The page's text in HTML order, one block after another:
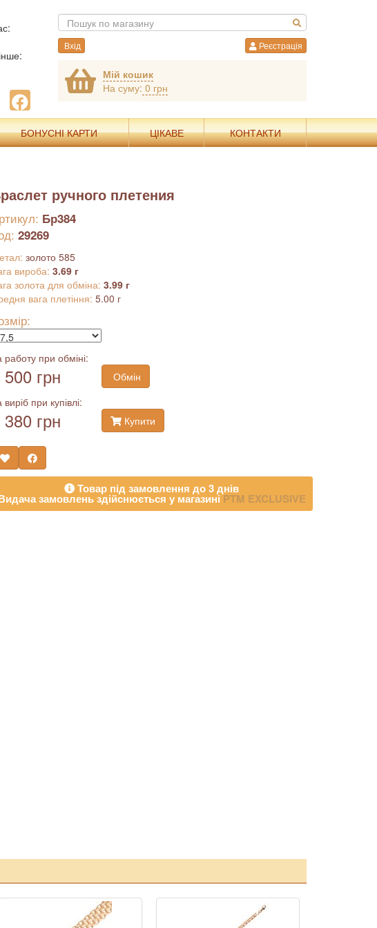
Вхід Реєстрація
Мій кошик
На суму: 0 грн
БОНУСНІ КАРТИ ЦІКАВЕ КОНТАКТИ
ручного плетения
Бр384
29269
золото 585
вироба: 3.69 г
золота для обміна: 3.99 г
вага плетіння: 5.00 г
работу при обміні:
500 грн
Обмін
виріб при купівлі:
380 грн Купити
Товар під замовлення до 3 днів
замовлень здійснюється у магазиніPTM EXCLUSIVE